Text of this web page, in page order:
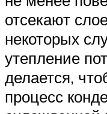
отсекают
некоторых
утепление
делается,
процесс